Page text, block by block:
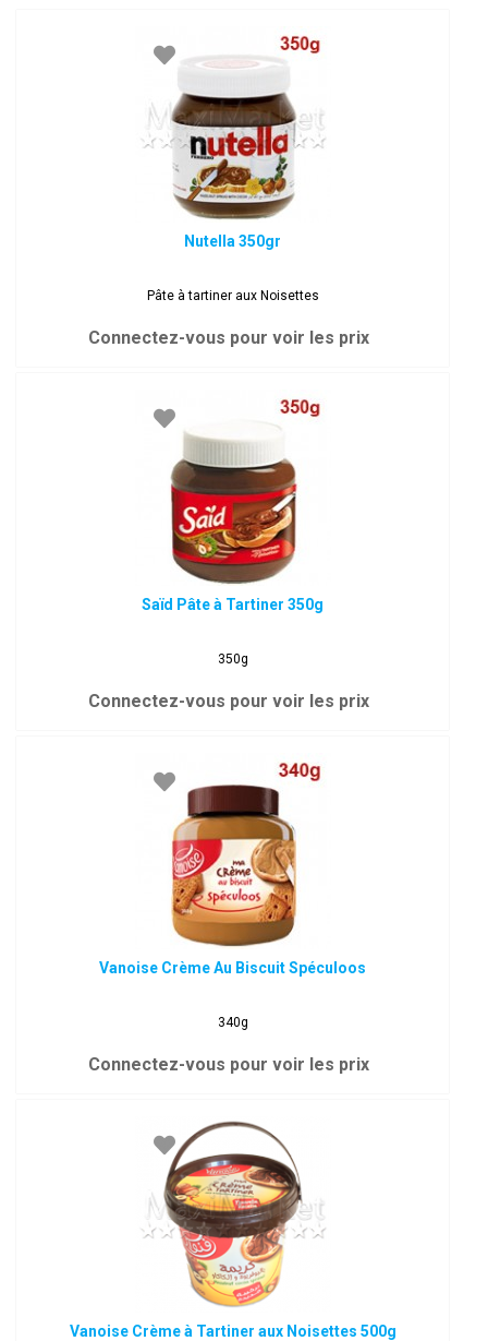
Nutella 350gr
Pâte à tartiner aux Noisettes
Connectez-vous pour voir les prix
Saïd Pâte à Tartiner 350g
350g
Connectez-vous pour voir les prix
Vanoise Crème Au Biscuit Spéculoos
340g
Connectez-vous pour voir les prix
Vanoise Crème à Tartiner aux Noisettes 500g